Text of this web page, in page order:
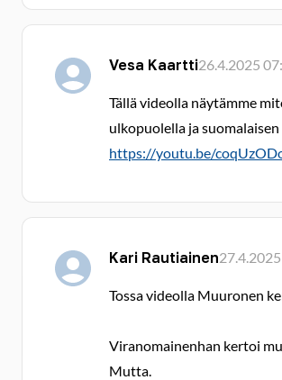
Vesa Kaartti26.4.2025
Tällä videolla näytämme
ulkopuolella ja
https://youtu.be/
Kari Rautiainen
Tossa videolla Muuronen
Viranomainenhan kertoi
Mutta.